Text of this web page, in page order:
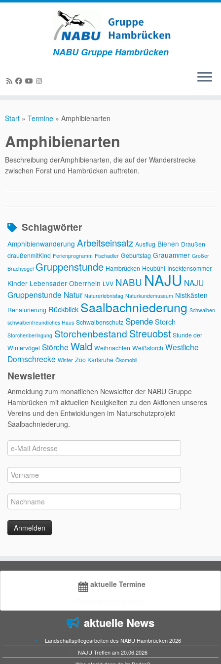
Inhalt
NABU Gruppe Hambrücken
Start » Termine » Amphibienarten
Amphibienarten
Beschreibung derAmphibienarten, die auf der Wanderstrecke
zwischen Forst und Hambrücken auftreten.
Schlagwörter
Amphibienwanderung Arbeitseinsatz Ausflug Bienen Draußen
draußenmitKind Ferienprogramm Fischadler Geburtstag Grauammer Großer
Brachvogel Gruppenstunde Hambrücken Heubühl Insektensommer
Kinder Lebensader Oberrhein LVV NABU NAJU NAJU
Gruppenstunde Natur Naturerlebnistag Naturkundemuseum Nistkästen
Renaturierung Rückblick Saalbachniederung Schwalben
schwalbenfreundliches Haus Schwalbenschutz SpendeStorch
Storchenberingung Storchenbestand Streuobst Stunde der
Wintervögel Störche Wald Weihnachten Weißstorch Westliche
Dornschrecke Winter Zoo Karlsruhe Ökomobil
Newsletter
Anmeldung zum monatlichen Newsletter der NABU Gruppe
Hambrücken mit aktuellen Neuigkeiten zu den Aktionen unseres
Vereins und den Entwicklungen im Naturschutzprojekt
Saalbachniederung.
aktuelle Termine
aktuelle News
Landschaftspflegearbeiten des NABU Hambrücken 2026
NAJU Treffen am 20.06.2026